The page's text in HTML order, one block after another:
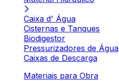
Caixa d' Água
Cisternas e Tanques
Biodigestor
Pressurizadores de Água
Caixas de Descarga
Materiais para Obra